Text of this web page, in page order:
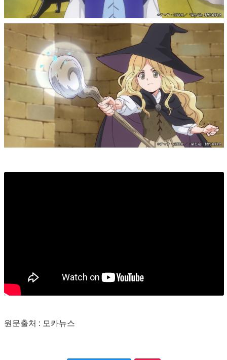
원문출처 : 모카뉴스